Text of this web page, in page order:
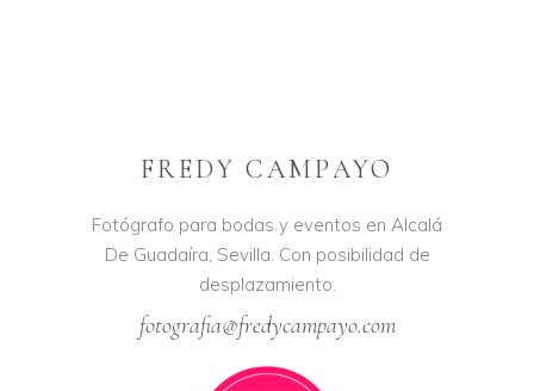
FREDY CAMPAYO
Fotógrafo para bodas y eventos en Alcalá
De Guadaíra, Sevilla. Con posibilidad de
desplazamiento.
fotografia@fredycampayo.com